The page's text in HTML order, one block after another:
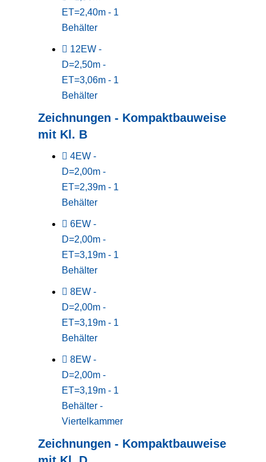
ET=2,40m - 1
Behälter
12EW -
D=2,50m -
ET=3,06m - 1
Behälter
Zeichnungen - Kompaktbauweise
mit Kl. B
4EW -
D=2,00m -
ET=2,39m - 1
Behälter
6EW -
D=2,00m -
ET=3,19m - 1
Behälter
8EW -
D=2,00m -
ET=3,19m - 1
Behälter
8EW -
D=2,00m -
ET=3,19m - 1
Behälter -
Viertelkammer
Zeichnungen - Kompaktbauweise